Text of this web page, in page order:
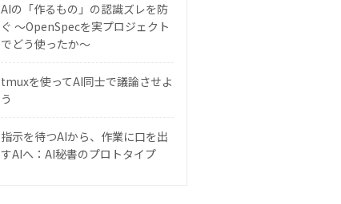
AIの「作るもの」の認識ズレを防
ぐ 〜OpenSpecを実プロジェクト
でどう使ったか〜
tmuxを使ってAI同士で議論させよ
う
指示を待つAIから、作業に口を出
すAIへ：AI秘書のプロトタイプ